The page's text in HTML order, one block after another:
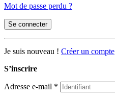
Mot de passe perdu ?
Se connecter
Je suis nouveau ! Créer un compte
S’inscrire
Adresse e-mail *